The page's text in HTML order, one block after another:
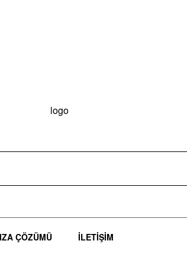
ÇÖZÜMÜ İLETIŞIM